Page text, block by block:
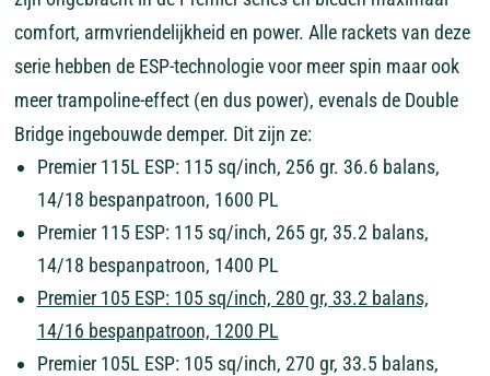
comfort, armvriendelijkheid en power. Alle rackets van deze
serie hebben de ESP-technologie voor meer spin maar ook
meer trampoline-effect (en dus power), evenals de Double
Bridge ingebouwde demper. Dit zijn ze:
Premier 115L ESP: 115 sq/inch, 256 gr. 36.6 balans,
14/18 bespanpatroon, 1600 PL
Premier 115 ESP: 115 sq/inch, 265 gr, 35.2 balans,
14/18 bespanpatroon, 1400 PL
Premier 105 ESP: 105 sq/inch, 280 gr, 33.2 balans,
14/16 bespanpatroon, 1200 PL
Premier 105L ESP: 105 sq/inch, 270 gr, 33.5 balans,